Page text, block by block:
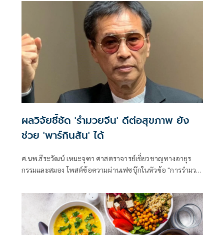
ผลวิจัยชี้ชัด 'รำมวยจีน' ดีต่อสุขภาพ ยัง
ช่วย 'พาร์กินสัน' ได้
ศ.นพ.ธีระวัฒน์ เหมะจุฑา ศาสตราจารย์เชี่ยวชาญทางอายุร
กรรมและสมอง โพสต์ข้อความผ่านเฟซบุ๊กในหัวข้อ "การรำมวย